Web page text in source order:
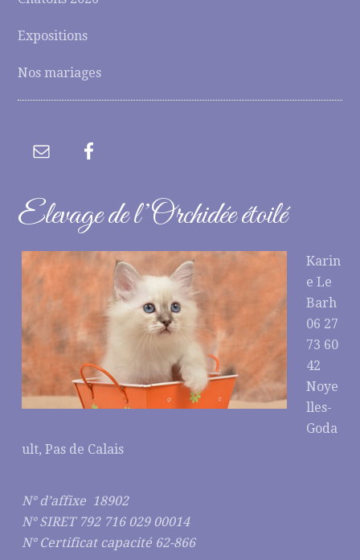
Expositions
Nos mariages
Elevage de l’Orchidée étoilé
Karin
e Le
Barh
06 27
73 60
42
Noye
lles-
Goda
ult, Pas de Calais
N° d’affixe 18902
N° SIRET 792 716 029 00014
N° Certificat capacité 62-866